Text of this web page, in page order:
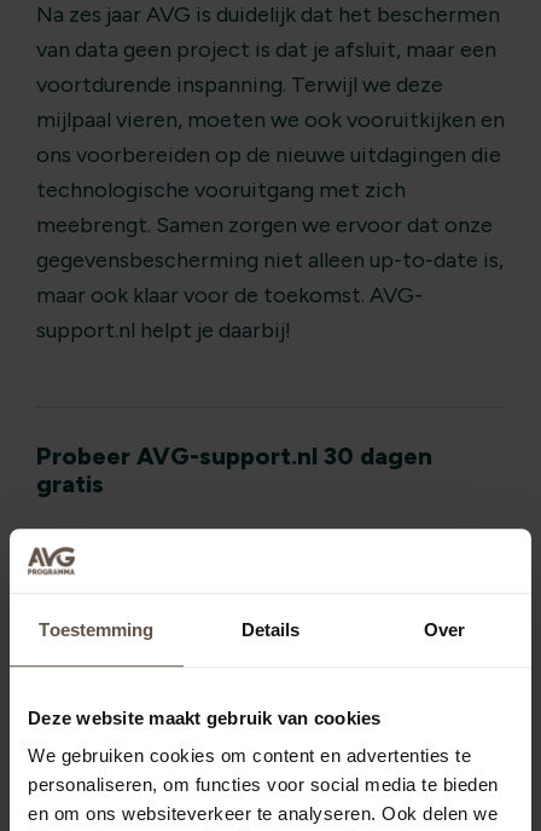
Toestemming Details Over
Deze website maakt gebruik van cookies
We gebruiken cookies om content en advertenties te
personaliseren, om functies voor social media te bieden
en om ons websiteverkeer te analyseren. Ook delen we
Na zes jaar AVG is duidelijk dat het beschermen
van data geen project is dat je afsluit, maar een
voortdurende inspanning. Terwijl we deze
mijlpaal vieren, moeten we ook vooruitkijken en
ons voorbereiden op de nieuwe uitdagingen die
technologische vooruitgang met zich
meebrengt. Samen zorgen we ervoor dat onze
gegevensbescherming niet alleen up-to-date is,
maar ook klaar voor de toekomst. AVG-
support.nl helpt je daarbij!
Probeer AVG-support.nl 30 dagen
gratis
Wil je eenvoudig voldoen aan de AVG regels?
AVG-support.nl helpt je te doen wat nodig is.
toets je organisatie en neem noodzakelijke
maatregelen
documenten
behaal het AVG OK-vignet en laat zien dat
je privacy serieus neemt